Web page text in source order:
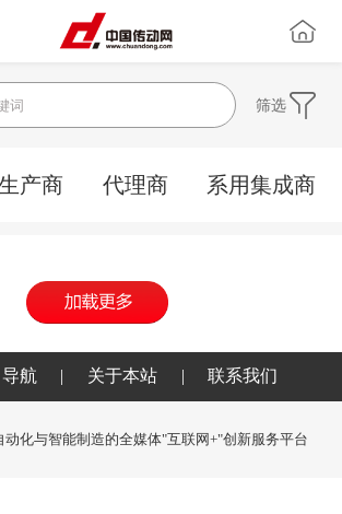
筛选
产商 代理商 系用集成商
导航 | 关于本站 | 联系我们
动化与智能制造的全媒体"互联网+"创新服务平台